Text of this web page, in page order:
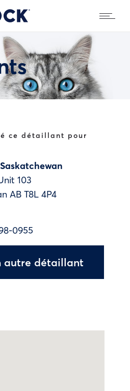
ce détaillant pour
103
AB T8L 4P4
0955
autre détaillant